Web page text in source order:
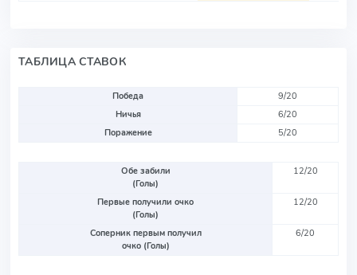
ТАБЛИЦА СТАВОК
Победа
9/20
Ничья
6/20
Поражение
5/20
Обе забили
(Голы)
12/20
Первые получили очко
(Голы)
12/20
Соперник первым получил
очко (Голы)
6/20